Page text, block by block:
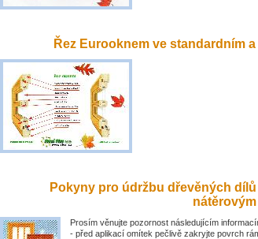
Řez Eurooknem ve standardním
Pokyny pro údržbu dřevěných
Prosím věnujte pozornost následujícím
- před aplikací omítek pečlivě zakryjte povrch